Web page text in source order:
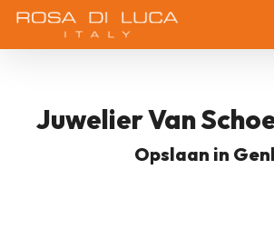
Skip
Juwelier Van
Opslaan in